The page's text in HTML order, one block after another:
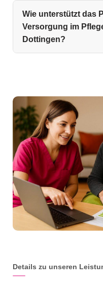
Wie unterstützt das
Versorgung im
Dottingen?
Details zu unseren